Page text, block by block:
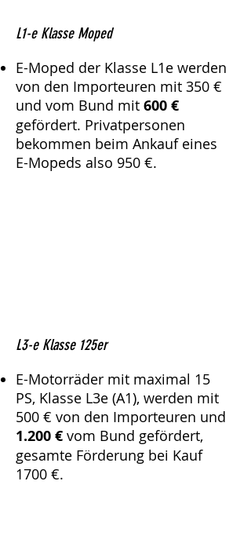
L1-e Klasse Moped
E-Moped der Klasse L1e werden
von den Importeuren mit 350 €
und vom Bund mit 600 €
gefördert. Privatpersonen
bekommen beim Ankauf eines
E-Mopeds also 950 €.
L3-e Klasse 125er
E-Motorräder mit maximal 15
PS, Klasse L3e (A1), werden mit
500 € von den Importeuren und
1.200 € vom Bund gefördert,
gesamte Förderung bei Kauf
1700 €.